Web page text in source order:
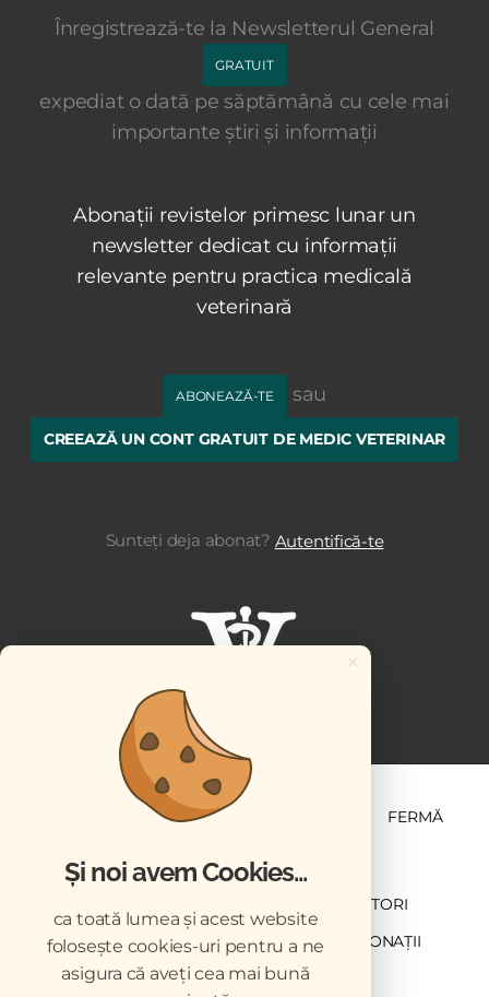
Înregistrează-te la Newsletterul General
GRATUIT
expediat o dată pe săptămână cu cele mai
importante știri și informații
Abonații revistelor primesc lunar un
newsletter dedicat cu informații
relevante pentru practica medicală
veterinară
ABONEAZĂ-TE sau
CREEAZĂ UN CONT GRATUIT DE MEDIC VETERINAR
Sunteți deja abonat? Autentifică-te
ȘTIINȚĂ ȘI PRACTICĂ FERMĂ
CONTRIBUTORI
DESCĂRCĂRI ACREDITARE CMVRO DONAȚII
CHESTIONAR
×
Și noi avem Cookies...
ca toată lumea și acest website
folosește cookies-uri pentru a ne
asigura că aveți cea mai bună